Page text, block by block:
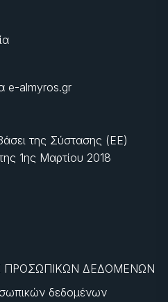
e-almyros.gr
της Σύστασης (ΕΕ)
1ης Μαρτίου 2018
ΠΡΟΣΩΠΙΚΩΝ ΔΕΔΟΜΕΝΩΝ
δεδομένων